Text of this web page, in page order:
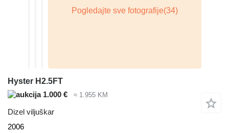
Hyster H2.5FT
1.000 €
≈ 1.955 KM
Dizel viljuškar
2006